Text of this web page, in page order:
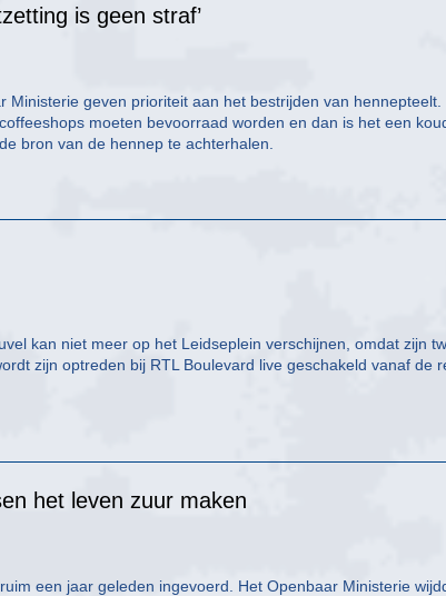
is geen straf’
Ministerie geven prioriteit aan het bestrijden van
moeten bevoorraad worden en dan is het een
bron van de hennep te achterhalen.
kan niet meer op het Leidseplein verschijnen, omdat zijn
zijn optreden bij RTL Boulevard live geschakeld vanaf de
het leven zuur maken
een jaar geleden ingevoerd. Het Openbaar Ministerie